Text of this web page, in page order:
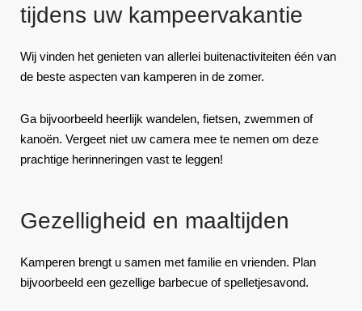
tijdens uw kampeervakantie
Wij vinden het genieten van allerlei buitenactiviteiten één van
de beste aspecten van kamperen in de zomer.
Ga bijvoorbeeld heerlijk wandelen, fietsen, zwemmen of
kanoën. Vergeet niet uw camera mee te nemen om deze
prachtige herinneringen vast te leggen!
Gezelligheid en maaltijden
Kamperen brengt u samen met familie en vrienden. Plan
bijvoorbeeld een gezellige barbecue of spelletjesavond.